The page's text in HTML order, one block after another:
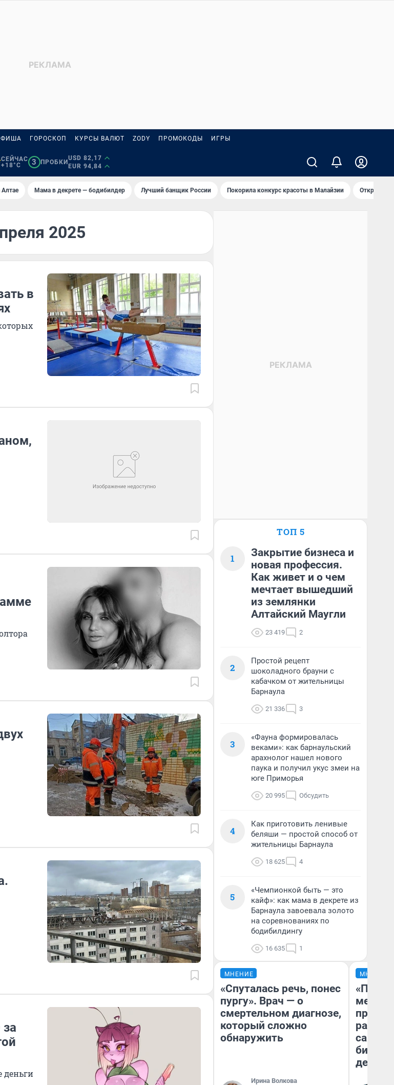
ГОРОСКОП КУРСЫ ВАЛЮТ ZODY ПРОМОКОДЫ ИГРЫ
СЕЙЧАС
+18°C
3 ПРОБКИ
USD 82,17
EUR 94,84
Мама в декрете — бодибилдер Лучший банщик России Покорила конкурс красоты в Малайзии Открыл
2025
в
деньги
ТОП 5
1
Закрытие бизнеса и
новая профессия.
Как живет и о чем
мечтает вышедший
из землянки
Алтайский Маугли
23 419 2
2
Простой рецепт
шоколадного брауни с
кабачком от жительницы
Барнаула
21 336 3
3
«Фауна формировалась
веками»: как барнаульский
арахнолог нашел нового
паука и получил укус змеи на
юге Приморья
20 995 Обсудить
4
Как приготовить ленивые
беляши — простой способ от
жительницы Барнаула
18 625 4
5
«Чемпионкой быть — это
кайф»: как мама в декрете из
Барнаула завоевала золото
на соревнованиях по
бодибилдингу
16 635 1
МНЕНИЕ
«Спуталась речь, понес
пургу». Врач — о
смертельном диагнозе,
который сложно
обнаружить
Ирина Волкова
МНЕНИЕ
самом